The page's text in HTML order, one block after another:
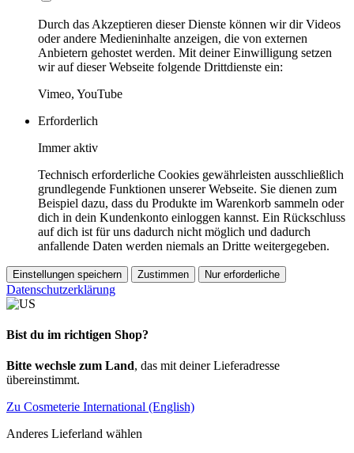
Durch das Akzeptieren dieser Dienste können wir dir Videos
oder andere Medieninhalte anzeigen, die von externen
Anbietern gehostet werden. Mit deiner Einwilligung setzen
wir auf dieser Webseite folgende Drittdienste ein:
Vimeo, YouTube
Erforderlich
Immer aktiv
Technisch erforderliche Cookies gewährleisten ausschließlich
grundlegende Funktionen unserer Webseite. Sie dienen zum
Beispiel dazu, dass du Produkte im Warenkorb sammeln oder
dich in dein Kundenkonto einloggen kannst. Ein Rückschluss
auf dich ist für uns dadurch nicht möglich und dadurch
anfallende Daten werden niemals an Dritte weitergegeben.
Einstellungen speichern Zustimmen Nur erforderliche
Datenschutzerklärung
Bist du im richtigen Shop?
Bitte wechsle zum Land, das mit deiner Lieferadresse
übereinstimmt.
Zu Cosmeterie International (English)
Anderes Lieferland wählen